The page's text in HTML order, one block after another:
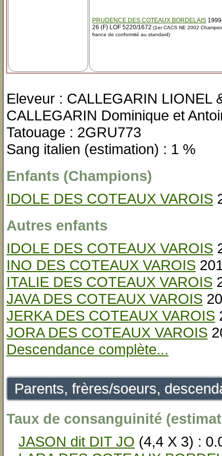
PRUDENCE DES COTEAUX BORDELAIS
26 (F) LOF 5220/1672 (1er CACS NE 2002
france de conformité au standard)
Eleveur : CALLEGARIN LIONEL
CALLEGARIN Dominique et
Tatouage : 2GRU773
Sang italien (estimation) : 1 %
Enfants (Champions)
IDOLE DES COTEAUX VAROIS
Autres enfants
IDOLE DES COTEAUX VAROIS
INO DES COTEAUX VAROIS
ITALIE DES COTEAUX VAROIS
JAVA DES COTEAUX VAROIS
JERKA DES COTEAUX VAROIS
JORA DES COTEAUX VAROIS
Descendance complète...
Parents, frères/soeurs,
Taux de consanguinité
JASON dit DIT JO (4,4 X 3) :